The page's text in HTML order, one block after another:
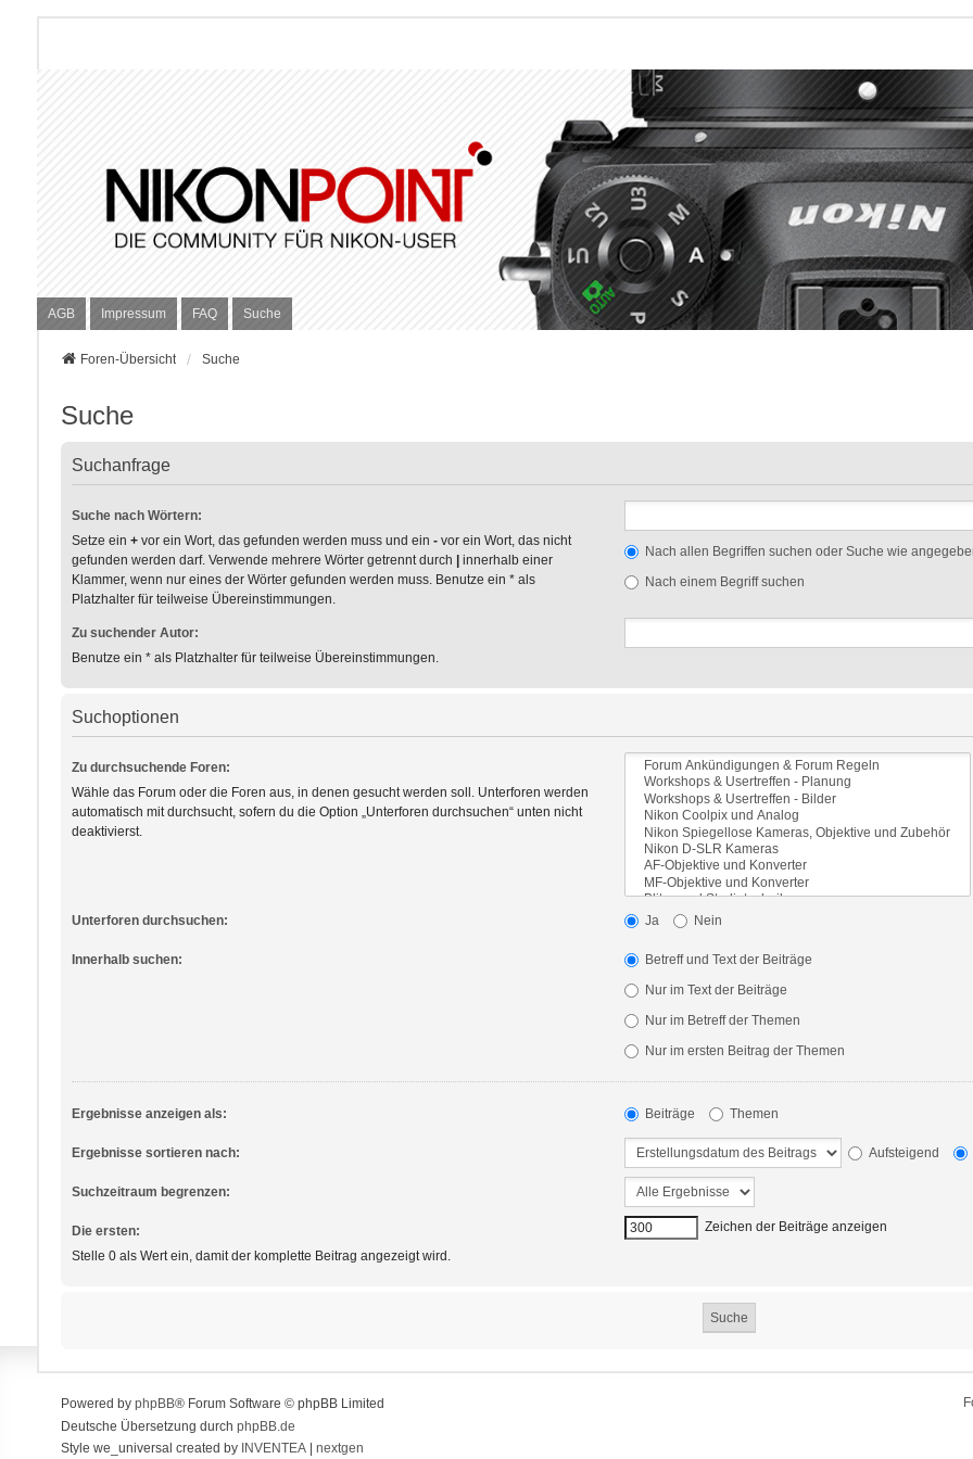
AGB Impressum FAQ Suche
Foren-Übersicht Suche
Suche
Suchanfrage
Suche nach Wörtern:
Setze ein +vor ein Wort, das gefunden werden muss und ein -vor ein Wort, das nicht
gefunden werden darf. Verwende mehrere Wörter getrennt durch
innerhalb einer
Klammer, wenn nur eines der Wörter gefunden werden muss. Benutze ein * als
Platzhalter für teilweise Übereinstimmungen.
Nach allen Begriffen suchen oder Suche wie
Nach einem Begriff suchen
Zu suchender Autor:
Benutze ein * als Platzhalter für teilweise Übereinstimmungen.
Suchoptionen
Zu durchsuchende Foren:
Wähle das Forum oder die Foren aus, in denen gesucht werden soll. Unterforen werden
automatisch mit durchsucht, sofern du die Option „Unterforen durchsuchen“ unten nicht
deaktivierst.
Unterforen durchsuchen: Ja Nein
Innerhalb suchen:
Betreff und Text der Beiträge
Nur im Text der Beiträge
Nur im Betreff der Themen
Nur im ersten Beitrag der Themen
Ergebnisse anzeigen als: Beiträge Themen
Ergebnisse sortieren nach: Aufsteigend
Suchzeitraum begrenzen:
Die ersten:
Stelle 0 als Wert ein, damit der komplette Beitrag angezeigt wird.
Zeichen der Beiträge anzeigen
Powered by phpBB® Forum Software © phpBB Limited
Deutsche Übersetzung durch phpBB.de
Style we_universal created by INVENTEA| nextgen